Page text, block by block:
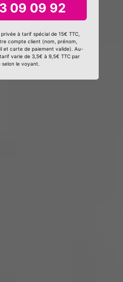
09 09 92
à tarif spécial de 15€ TTC,
compte client (nom, prénom,
et carte de paiement valide). Au-
varie de 3,5€ à 9,5€ TTC par
selon le voyant.